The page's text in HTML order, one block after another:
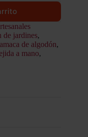
de jardines,
de algodón,
a mano,